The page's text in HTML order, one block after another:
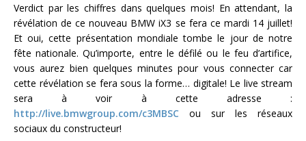
Verdict par les chiffres dans quelques mois! En attendant, la
révélation de ce nouveau BMW iX3 se fera ce mardi 14 juillet!
Et oui, cette présentation mondiale tombe le jour de notre
fête nationale. Qu’importe, entre le défilé ou le feu d’artifice,
vous aurez bien quelques minutes pour vous connecter car
cette révélation se fera sous la forme… digitale! Le live stream
sera à voir à cette adresse :
http://live.bmwgroup.com/c3MBSC ou sur les réseaux
sociaux du constructeur!